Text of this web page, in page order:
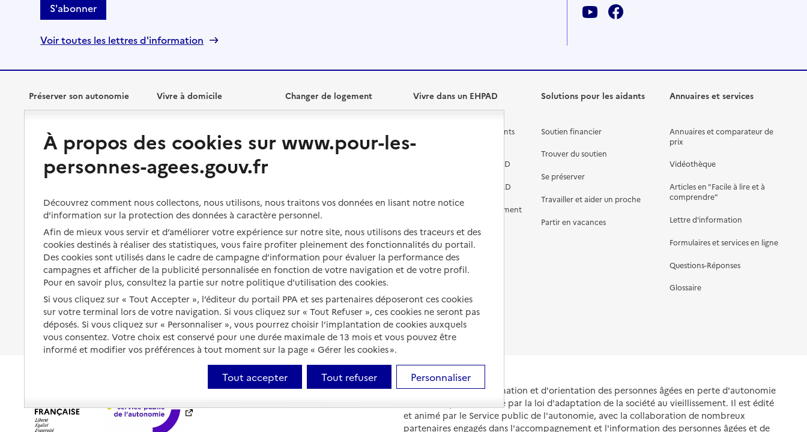
S'abonner
Voir toutes les lettres d'information
Préserver son autonomie
Perte d'autonomie : évaluation
et droits
Aménager son logement et
s'équiper
santé
Organiser à l'avance sa propre
protection
Les mesures de protection
Les obligations de la famille
À qui s’adresser ?
Les politiques du grand âge
Vivre à domicile
Aides financières
Solutions d'accueil temporaire
Partager son logement
Vivre à domicile avec une
maladie ou un handicap
Être hospitalisé
Fin de vie à domicile
Changer de logement
Vivre dans une résidence avec
Vivre en accueil familial
Autres solutions de logement
Vivre dans un EHPAD
Les différents établissements
médicalisés
Préparer l'entrée en EHPAD
Aides financières en EHPAD
Prévention, accompagnement
Comprendre les prix en
Droits en EHPAD
Fin de vie en EHPAD
Solutions pour les aidants
Soutien financier
Trouver du soutien
Se préserver
Travailler et aider un proche
Partir en vacances
Annuaires et services
Annuaires et comparateur de
prix
Vidéothèque
Articles en "Facile à lire et à
comprendre"
Lettre d'information
Formulaires et services en ligne
Questions-Réponses
Glossaire
Portail national d'information et d'orientation des personnes âgées en perte d'autonomie
et de leurs proches, créé par la loi d'adaptation de la société au vieillissement. Il est édité
et animé par le Service public de l'autonomie, avec la collaboration de nombreux
partenaires engagés dans l'accompagnement et l'information des personnes âgées et de
À propos des cookies sur www.pour-les-
personnes-agees.gouv.fr
Découvrez comment nous collectons, nous utilisons, nous traitons vos données en lisant notre notice
d’information sur la protection des données à caractère personnel.
Afin de mieux vous servir et d’améliorer votre expérience sur notre site, nous utilisons des traceurs et des
cookies destinés à réaliser des statistiques, vous faire profiter pleinement des fonctionnalités du portail.
Des cookies sont utilisés dans le cadre de campagne d’information pour évaluer la performance des
campagnes et afficher de la publicité personnalisée en fonction de votre navigation et de votre profil.
Pour en savoir plus, consultez la partie sur notre politique d'utilisation des cookies.
Si vous cliquez sur « Tout Accepter », l’éditeur du portail PPA et ses partenaires déposeront ces cookies
sur votre terminal lors de votre navigation. Si vous cliquez sur « Tout Refuser », ces cookies ne seront pas
déposés. Si vous cliquez sur « Personnaliser », vous pourrez choisir l’implantation de cookies auxquels
vous consentez. Votre choix est conservé pour une durée maximale de 13 mois et vous pouvez être
informé et modifier vos préférences à tout moment sur la page « Gérer les cookies ».
Tout accepter Tout refuser Personnaliser